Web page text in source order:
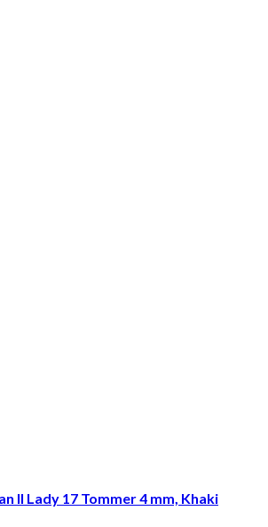
II Lady 17 Tommer 4 mm, Khaki